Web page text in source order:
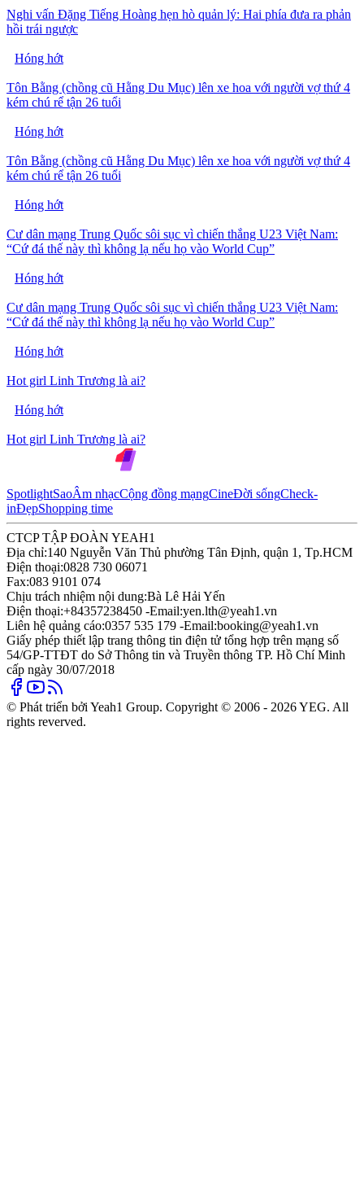
Nghi vấn Đặng Tiếng Hoàng hẹn hò quản lý: Hai phía đưa ra phản
hồi trái ngược
Hóng hớt
Tôn Bằng (chồng cũ Hằng Du Mục) lên xe hoa với người vợ thứ 4
kém chú rể tận 26 tuổi
Hóng hớt
Tôn Bằng (chồng cũ Hằng Du Mục) lên xe hoa với người vợ thứ 4
kém chú rể tận 26 tuổi
Hóng hớt
Cư dân mạng Trung Quốc sôi sục vì chiến thắng U23 Việt Nam:
“Cứ đá thế này thì không lạ nếu họ vào World Cup”
Hóng hớt
Cư dân mạng Trung Quốc sôi sục vì chiến thắng U23 Việt Nam:
“Cứ đá thế này thì không lạ nếu họ vào World Cup”
Hóng hớt
Hot girl Linh Trương là ai?
Hóng hớt
Hot girl Linh Trương là ai?
SpotlightSaoÂm nhạcCộng đồng mạngCineĐời sốngCheck-
inĐẹpShopping time
CTCP TẬP ĐOÀN YEAH1
Địa chỉ:140 Nguyễn Văn Thủ phường Tân Định, quận 1, Tp.HCM
Điện thoại:0828 730 06071
Fax:083 9101 074
Chịu trách nhiệm nội dung:Bà Lê Hải Yến
Điện thoại:+84357238450 -Email:yen.lth@yeah1.vn
Liên hệ quảng cáo:0357 535 179 -Email:booking@yeah1.vn
Giấy phép thiết lập trang thông tin điện tử tổng hợp trên mạng số
54/GP-TTĐT do Sở Thông tin và Truyền thông TP. Hồ Chí Minh
cấp ngày 30/07/2018
© Phát triển bởi Yeah1 Group. Copyright © 2006 - 2026 YEG. All
rights reverved.